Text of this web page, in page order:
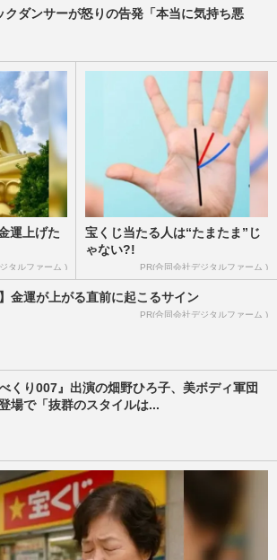
ダンサーが怒りの告発「本当に気持ち悪
運上げた
タルファーム )
宝くじ当たる人は“たまたま”じ
ゃない?!
PR(合同会社デジタルファーム )
】金運が上がる直前に起こるサイン
PR(合同会社デジタルファーム )
べくり007』出演の畑野ひろ子、美ボディ軍団
場で「抜群のスタイルは...